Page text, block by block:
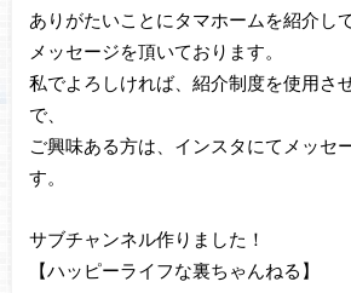
ありがたいことにタマホームを紹介し
メッセージを頂いております。
私でよろしければ、紹介制度を使用さ
で、
ご興味ある方は、インスタにてメッセ
す。
サブチャンネル作りました！
【ハッピーライフな裏ちゃんねる】